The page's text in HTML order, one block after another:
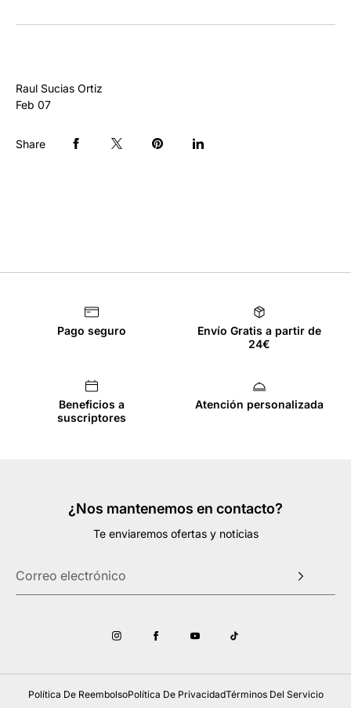
Raul Sucias Ortiz
Feb 07
Share
Pago seguro
Envío Gratis a partir de
24€
Beneficios a
suscriptores
Atención personalizada
¿Nos mantenemos en contacto?
Te enviaremos ofertas y noticias
Política De ReembolsoPolítica De PrivacidadTérminos Del Servicio